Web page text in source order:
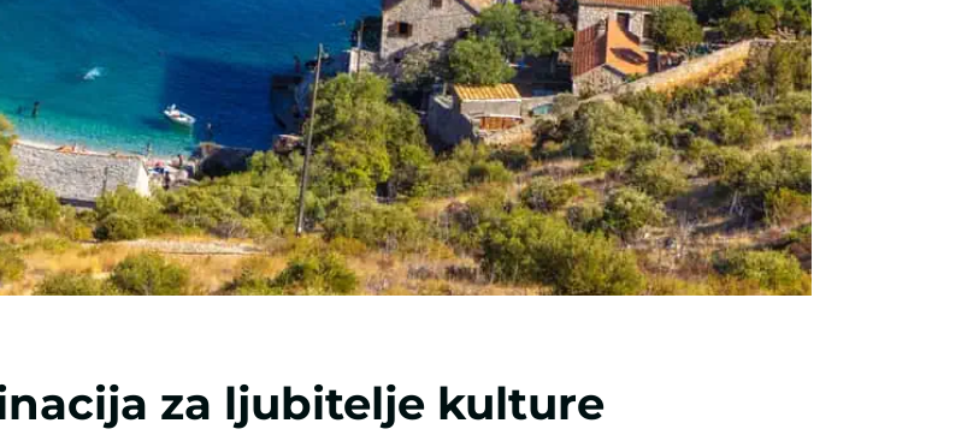
za ljubitelje kulture